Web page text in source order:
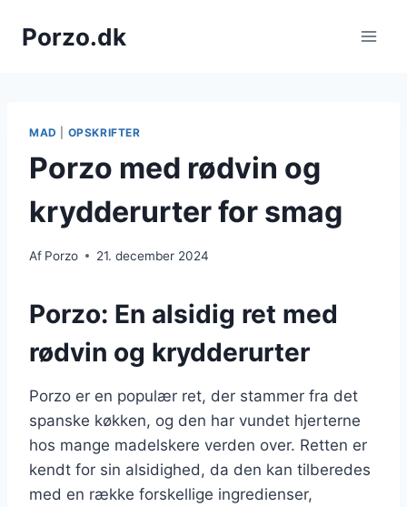
Porzo.dk
MAD OPSKRIFTER
Porzo med rødvin og
krydderurter for smag
Af Porzo 21. december 2024
Porzo: En alsidig ret med
rødvin og krydderurter
Porzo er en populær ret, der stammer fra det
spanske køkken, og den har vundet hjerterne
hos mange madelskere verden over. Retten er
kendt for sin alsidighed, da den kan tilberedes
med en række forskellige ingredienser,